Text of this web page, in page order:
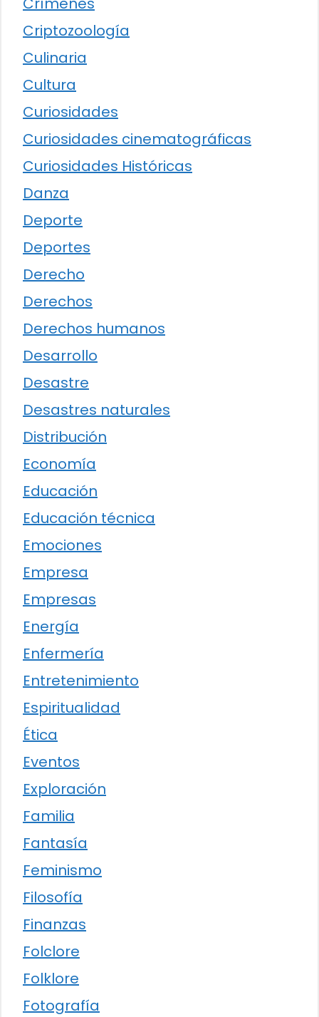
Criptozoología
Culinaria
Cultura
Curiosidades
Curiosidades cinematográficas
Curiosidades Históricas
Danza
Deporte
Deportes
Derecho
Derechos
Derechos humanos
Desarrollo
Desastre
Desastres naturales
Distribución
Economía
Educación
Educación técnica
Emociones
Empresa
Empresas
Energía
Enfermería
Entretenimiento
Espiritualidad
Ética
Eventos
Exploración
Familia
Fantasía
Feminismo
Filosofía
Finanzas
Folclore
Folklore
Fotografía